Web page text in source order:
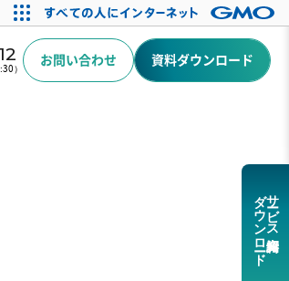
）
お問い合わせ 資料ダウンロード
ダウンロードサービス紹介資料